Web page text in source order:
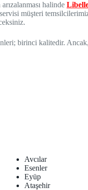
halinde
müşteri
birinci kalitedir.
Avcılar
Esenler
Eyüp
Ataşehir